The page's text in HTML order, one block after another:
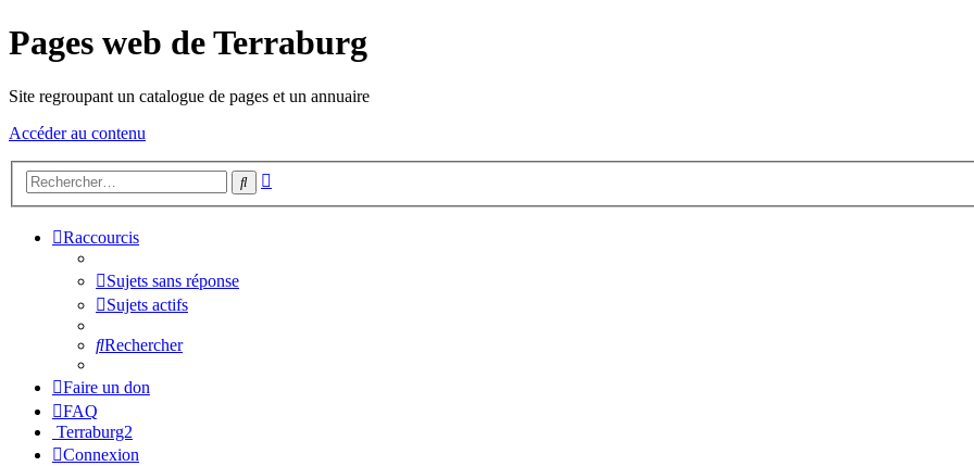
Pages web de Terraburg
Site regroupant un catalogue de pages et un annuaire
Accéder au contenu
Rechercher
Raccourcis
Sujets sans réponse
Sujets actifs
Rechercher
Faire un don
FAQ
Terraburg2
Connexion